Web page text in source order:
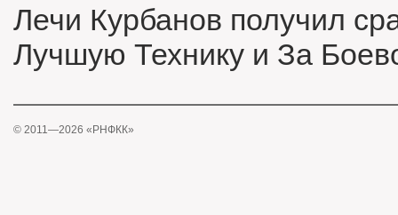
Лечи Курбанов получил
Лучшую Технику и За
© 2011—2026 «РНФКК»